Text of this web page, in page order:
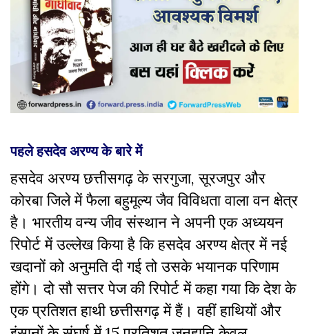
पहले हसदेव अरण्य के बारे में
हसदेव अरण्य छत्तीसगढ़ के सरगुजा, सूरजपुर और
कोरबा जिले में फैला बहुमूल्य जैव विविधता वाला वन क्षेत्र
है। भारतीय वन्य जीव संस्थान ने अपनी एक अध्ययन
रिपोर्ट में उल्लेख किया है कि हसदेव अरण्य क्षेत्र में नई
खदानों को अनुमति दी गई तो उसके भयानक परिणाम
होंगे। दो सौ सत्तर पेज की रिपोर्ट में कहा गया कि देश के
एक प्रतिशत हाथी छत्तीसगढ़ में हैं। वहीं हाथियों और